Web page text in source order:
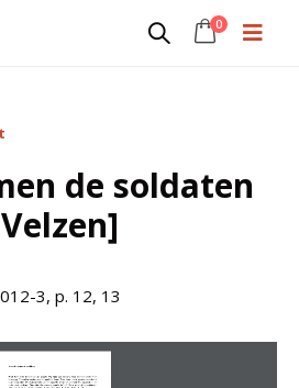
0
de soldaten
3, p. 12, 13